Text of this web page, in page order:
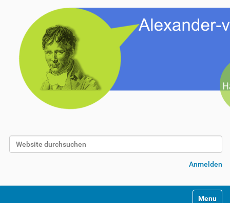
Website durchsuchen
Anmelden
Toggle